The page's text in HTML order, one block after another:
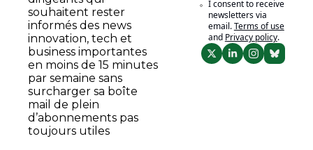
souhaitent rester
informés des news
innovation, tech et
business importantes
en moins de 15 minutes
par semaine sans
surcharger sa boîte
mail de plein
d’abonnements pas
toujours utiles
I consent to receive
newsletters via
email.Terms of use
and Privacy policy.